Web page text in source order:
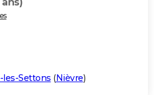
les-Settons (Nièvre)